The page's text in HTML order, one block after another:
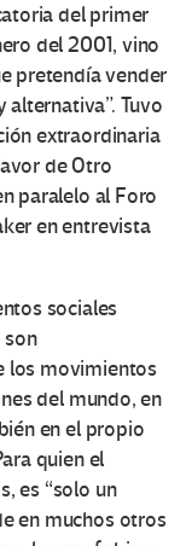
del primer
del 2001, vino
pretendía vender
alternativa”. Tuvo
extraordinaria
de Otro
paralelo al Foro
en entrevista
sociales
los movimientos
del mundo, en
en el propio
quien el
es “solo un
en muchos otros